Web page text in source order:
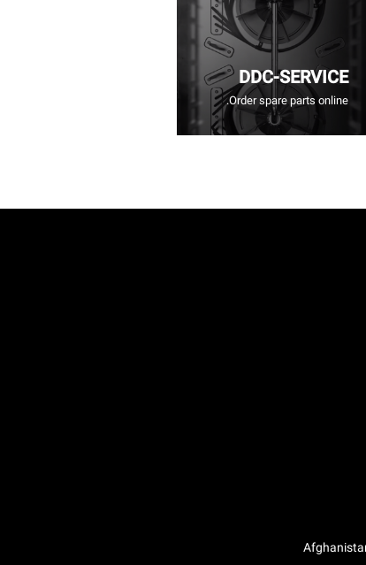
DDC-SERVICE
Order spare parts online.